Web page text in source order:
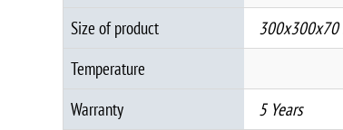
Size of product
300x300x70
Temperature
Warranty
5 Years